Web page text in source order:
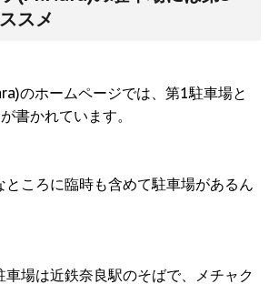
スメ
のホームページでは、第1駐車場と
書かれています。
ところに臨時も含めて駐車場があるん
車場は近鉄奈良駅のそばで、メチャク